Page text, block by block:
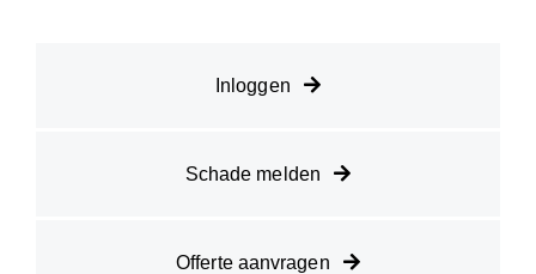
Inloggen
Schade melden
Offerte aanvragen